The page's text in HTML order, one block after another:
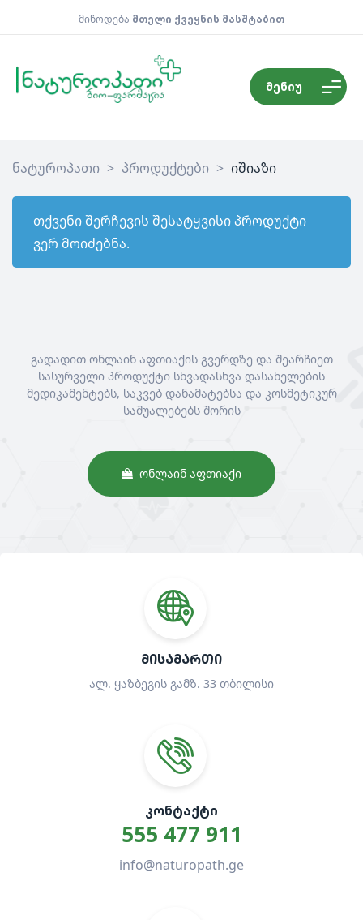
მიწოდება მთელი ქვეყნის მასშტაბით
მენიუ
ნატუროპათი > პროდუქტები > იშიაზი
თქვენი შერჩევის შესატყვისი პროდუქტი
ვერ მოიძებნა.
გადადით ონლაინ აფთიაქის გვერდზე და შეარჩიეთ
სასურველი პროდუქტი სხვადასხვა დასახელების
მედიკამენტებს, საკვებ დანამატებსა და კოსმეტიკურ
საშუალებებს შორის
ᲝᲜᲚᲐᲘᲜ ᲐᲤᲗᲘᲐᲥᲘ
ᲛᲘᲡᲐᲛᲐᲠᲗᲘ
ალ. ყაზბეგის გამზ. 33 თბილისი
ᲙᲝᲜᲢᲐᲥᲢᲘ
555 477 911
info@naturopath.ge